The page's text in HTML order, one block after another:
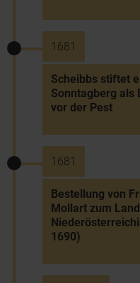
1681
Scheibbs stiftet
Sonntagberg als
vor der Pest
1681
Bestellung von
Mollart zum
1690)